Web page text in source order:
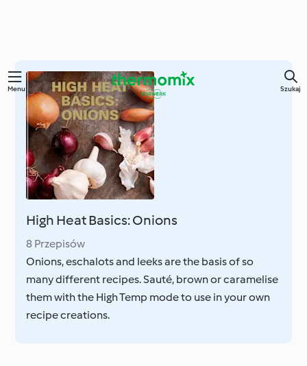
Przejdź
głównej
treści
Menu Szukaj
High Heat Basics: Onions
8 Przepisów
Onions, eschalots and leeks are the basis of so
many different recipes. Sauté, brown or caramelise
them with the High Temp mode to use in your own
recipe creations.